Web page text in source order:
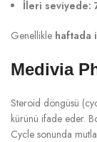
İleri seviyede:
Genellikle haftada
Medivia
Steroid döngüsü
kürünü ifade eder.
Cycle sonunda